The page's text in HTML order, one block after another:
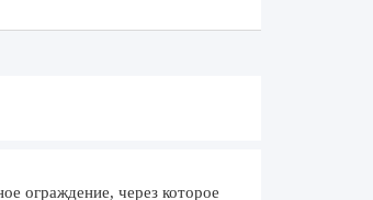
ограждение, через которое